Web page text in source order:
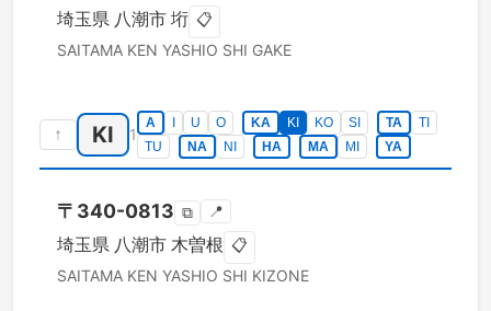
埼玉県 八潮市 垳 📋
SAITAMA KEN YASHIO SHI GAKE
↑ KI 1
A U O KA KI KO SI TA
TI
TU
NA NI HA MA MI YA
〒 340-0813 ⧉ 📍
埼玉県 八潮市 木曽根 📋
SAITAMA KEN YASHIO SHI KIZONE